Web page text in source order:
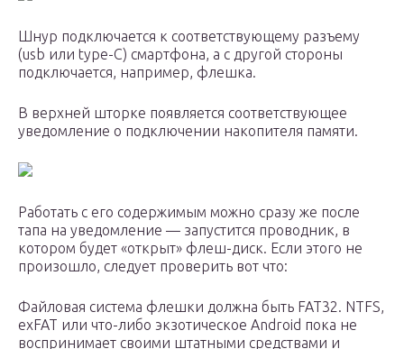
Шнур подключается к соответствующему разъему
(usb или type-C) смартфона, а с другой стороны
подключается, например, флешка.
В верхней шторке появляется соответствующее
уведомление о подключении накопителя памяти.
Работать с его содержимым можно сразу же после
тапа на уведомление — запустится проводник, в
котором будет «открыт» флеш-диск. Если этого не
произошло, следует проверить вот что:
Файловая система флешки должна быть FAT32. NTFS,
exFAT или что-либо экзотическое Android пока не
воспринимает своими штатными средствами и